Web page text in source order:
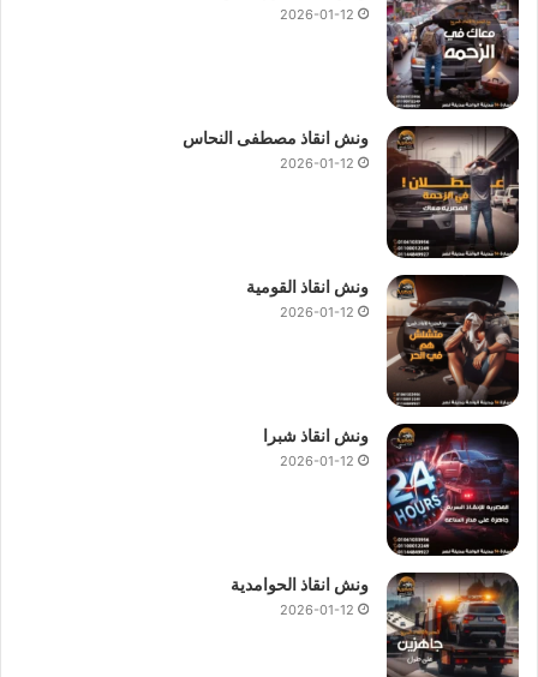
2026-01-12
ونش انقاذ مصطفى النحاس
2026-01-12
ونش انقاذ القومية
2026-01-12
ونش انقاذ شبرا
2026-01-12
ونش انقاذ الحوامدية
2026-01-12